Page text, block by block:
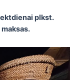
plkst.